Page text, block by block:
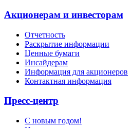
Акционерам и инвесторам
Отчетность
Раскрытие информации
Ценные бумаги
Инсайдерам
Информация для акционеров
Контактная информация
Пресс-центр
С новым годом!